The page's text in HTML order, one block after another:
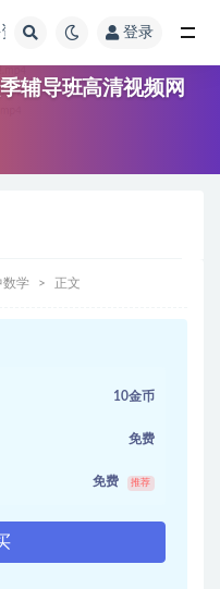
登录
辅导班高清视频网
数学 正文
10金币
免费
免费 推荐